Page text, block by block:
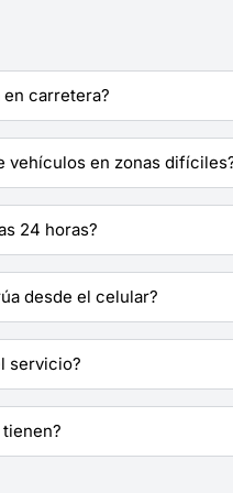
carretera?
vehículos en zonas
24 horas?
desde el celular?
servicio?